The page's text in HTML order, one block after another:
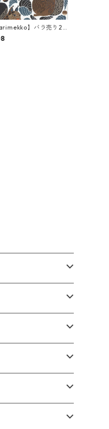
】バラ売り2
テルサイズ ペーパー
ン KURRE ブラウンx